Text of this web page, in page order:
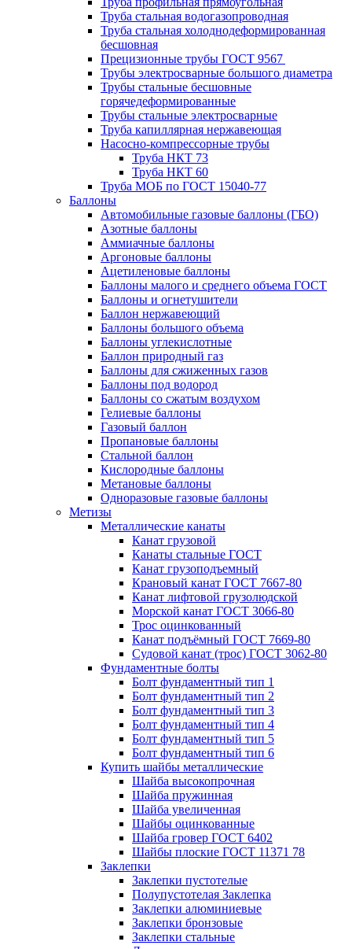
Труба стальная водогазопроводная
Труба стальная холоднодеформированная
бесшовная
Прецизионные трубы ГОСТ 9567
Трубы электросварные большого диаметра
Трубы стальные бесшовные
горячедеформированные
Трубы стальные электросварные
Труба капиллярная нержавеющая
Насосно-компрессорные трубы
Труба НКТ 73
Труба НКТ 60
Труба МОБ по ГОСТ 15040-77
Баллоны
Автомобильные газовые баллоны (ГБО)
Азотные баллоны
Аммиачные баллоны
Аргоновые баллоны
Ацетиленовые баллоны
Баллоны малого и среднего объема ГОСТ
Баллоны и огнетушители
Баллон нержавеющий
Баллоны большого объема
Баллоны углекислотные
Баллон природный газ
Баллоны для сжиженных газов
Баллоны под водород
Баллоны со сжатым воздухом
Гелиевые баллоны
Газовый баллон
Пропановые баллоны
Стальной баллон
Кислородные баллоны
Метановые баллоны
Одноразовые газовые баллоны
Метизы
Металлические канаты
Канат грузовой
Канаты стальные ГОСТ
Канат грузоподъемный
Крановый канат ГОСТ 7667-80
Канат лифтовой грузолюдской
Морской канат ГОСТ 3066-80
Трос оцинкованный
Канат подъёмный ГОСТ 7669-80
Судовой канат (трос) ГОСТ 3062-80
Фундаментные болты
Болт фундаментный тип 1
Болт фундаментный тип 2
Болт фундаментный тип 3
Болт фундаментный тип 4
Болт фундаментный тип 5
Болт фундаментный тип 6
Купить шайбы металлические
Шайба высокопрочная
Шайба пружинная
Шайба увеличенная
Шайбы оцинкованные
Шайба гровер ГОСТ 6402
Шайбы плоские ГОСТ 11371 78
Заклепки
Заклепки пустотелые
Полупустотелая Заклепка
Заклепки алюминиевые
Заклепки бронзовые
Заклепки стальные